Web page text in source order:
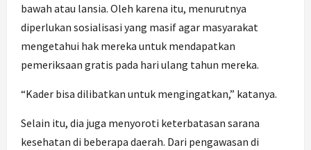
bawah atau lansia. Oleh karena itu, menurutnya
diperlukan sosialisasi yang masif agar masyarakat
mengetahui hak mereka untuk mendapatkan
pemeriksaan gratis pada hari ulang tahun mereka.
“Kader bisa dilibatkan untuk mengingatkan,” katanya.
Selain itu, dia juga menyoroti keterbatasan sarana
kesehatan di beberapa daerah. Dari pengawasan di